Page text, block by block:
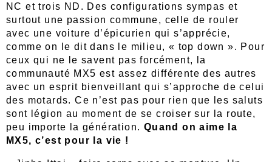
NC et trois ND. Des configurations sympas et
surtout une passion commune, celle de rouler
avec une voiture d’épicurien qui s’apprécie,
comme on le dit dans le milieu, « top down ». Pour
ceux qui ne le savent pas forcément, la
communauté MX5 est assez différente des autres
avec un esprit bienveillant qui s’approche de celui
des motards. Ce n’est pas pour rien que les saluts
sont légion au moment de se croiser sur la route,
peu importe la génération. Quand on aime la
MX5, c’est pour la vie !